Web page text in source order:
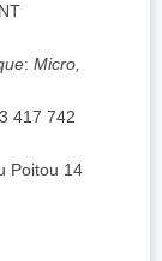
: Micro,
417 742
Poitou 14